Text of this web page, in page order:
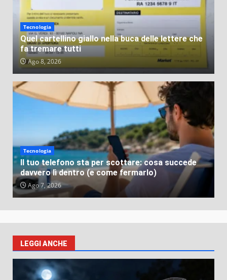
Tecnologia
Quel cartellino giallo nella buca delle lettere che
fa tremare tutti
Ago 8, 2026
Tecnologia
Il tuo telefono sta per scottare: cosa succede
davvero lì dentro (e come fermarlo)
Ago 7, 2026
LEGGI ANCHE